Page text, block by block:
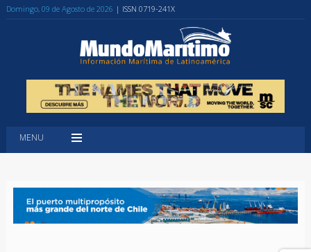
Domingo, 09 de Agosto de 2026 | ISSN 0719-241X
MENU